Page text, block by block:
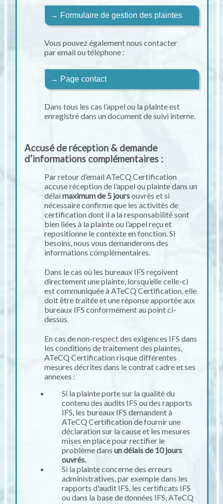
→ Formulaire de gestion des plaintes
Vous pouvez également nous contacter
par email ou téléphone :
→ Page contact
Dans tous les cas l’appel ou la plainte est
enregistré dans un document de suivi interne.
Accusé de réception & demande
d’informations complémentaires :
Par retour d’email ATeCQ Certification
accuse réception de l’appel ou plainte dans un
délaimaximum de 5 joursouvrés et si
nécessaire confirme que les activités de
certification dont il a la responsabilité sont
bien liées à la plainte ou l’appel reçu et
repositionne le contexte en fonction. Si
besoins, nous vous demanderons des
informations complémentaires.
Dans le cas où les bureaux IFS reçoivent
directement une plainte, lorsqu’elle celle-ci
est communiquée à ATeCQ Certification, elle
doit être traitée et une réponse apportée aux
bureaux IFS conformément au point ci-
dessus.
En cas de non-respect des exigences IFS dans
les conditions de traitement des plaintes,
ATeCQ Certification risque différentes
mesures décrites dans le contrat cadre et ses
annexes :
Si la plainte porte sur la qualité du
contenu des audits IFS ou des rapports
IFS, les bureaux IFS demandent à
ATeCQ Certification de fournir une
déclaration sur la cause et les mesures
mises en place pour rectifier le
problème dans un délais de 10 jours
ouvrés.
Si la plainte concerne des erreurs
administratives, par exemple dans les
rapports d'audit IFS, les certificats IFS
ou dans la base de données IFS, ATeCQ